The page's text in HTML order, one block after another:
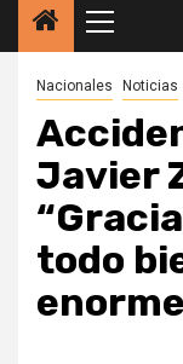
Menú
Nacionales Noticias
Javier
todo